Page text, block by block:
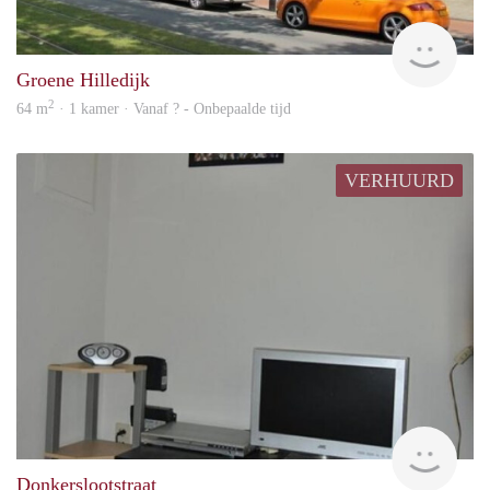
Groene Hilledijk
64 m2 · 1 kamer · Vanaf ? - Onbepaalde tijd
VERHUURD
Donkerslootstraat